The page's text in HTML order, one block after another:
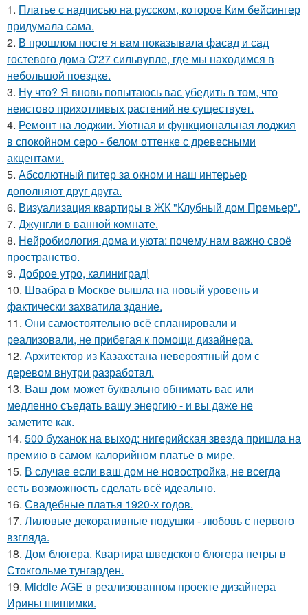
1. Платье с надписью на русском, которое Ким бейсингер
придумала сама.
2. В прошлом посте я вам показывала фасад и сад
гостевого дома O'27 сильвупле, где мы находимся в
небольшой поездке.
3. Ну что? Я вновь попытаюсь вас убедить в том, что
неистово прихотливых растений не существует.
4. Ремонт на лоджии. Уютная и функциональная лоджия
в спокойном серо - белом оттенке с древесными
акцентами.
5. Абсолютный питер за окном и наш интерьер
дополняют друг друга.
6. Визуализация квартиры в ЖК "Клубный дом Премьер".
7. Джунгли в ванной комнате.
8. Нейробиология дома и уюта: почему нам важно своё
пространство.
9. Доброе утро, калиниград!
10. Швабра в Москве вышла на новый уровень и
фактически захватила здание.
11. Они самостоятельно всё спланировали и
реализовали, не прибегая к помощи дизайнера.
12. Архитектор из Казахстана невероятный дом с
деревом внутри разработал.
13. Ваш дом может буквально обнимать вас или
медленно съедать вашу энергию - и вы даже не
заметите как.
14. 500 буханок на выход: нигерийская звезда пришла на
премию в самом калорийном платье в мире.
15. В случае если ваш дом не новостройка, не всегда
есть возможность сделать всё идеально.
16. Свадебные платья 1920-х годов.
17. Лиловые декоративные подушки - любовь с первого
взгляда.
18. Дом блогера. Квартира шведского блогера петры в
Стокгольме тунгарден.
19. Middle AGE в реализованном проекте дизайнера
Ирины шишимки.